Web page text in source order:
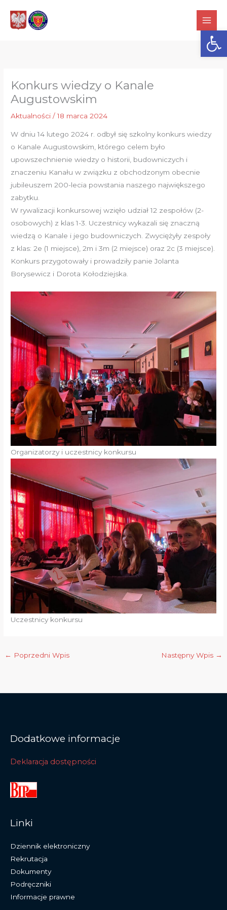
treści
Konkurs wiedzy o Kanale
Augustowskim
Aktualności /18 marca 2024
W dniu 14 lutego 2024 r. odbył się szkolny konkurs wiedzy
o Kanale Augustowskim, którego celem było
upowszechnienie wiedzy o historii, budowniczych i
znaczeniu Kanału w związku z obchodzonym obecnie
jubileuszem 200-lecia powstania naszego największego
zabytku.
W rywalizacji konkursowej wzięło udział 12 zespołów (2-
osobowych) z klas 1-3. Uczestnicy wykazali się znaczną
wiedzą o Kanale i jego budowniczych. Zwyciężyły zespoły
z klas: 2e (1 miejsce), 2m i 3m (2 miejsce) oraz 2c (3 miejsce).
Konkurs przygotowały i prowadziły panie Jolanta
Borysewicz i Dorota Kołodziejska.
Organizatorzy i uczestnicy konkursu
Uczestnicy konkursu
← Poprzedni Wpis Następny Wpis →
Dodatkowe informacje
Deklaracja dostępności
Linki
Dziennik elektroniczny
Rekrutacja
Dokumenty
Podręczniki
Informacje prawne